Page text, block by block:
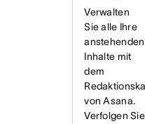
Verwalten
Sie alle Ihre
anstehenden
Inhalte mit
dem
von Asana.
Verfolgen Sie